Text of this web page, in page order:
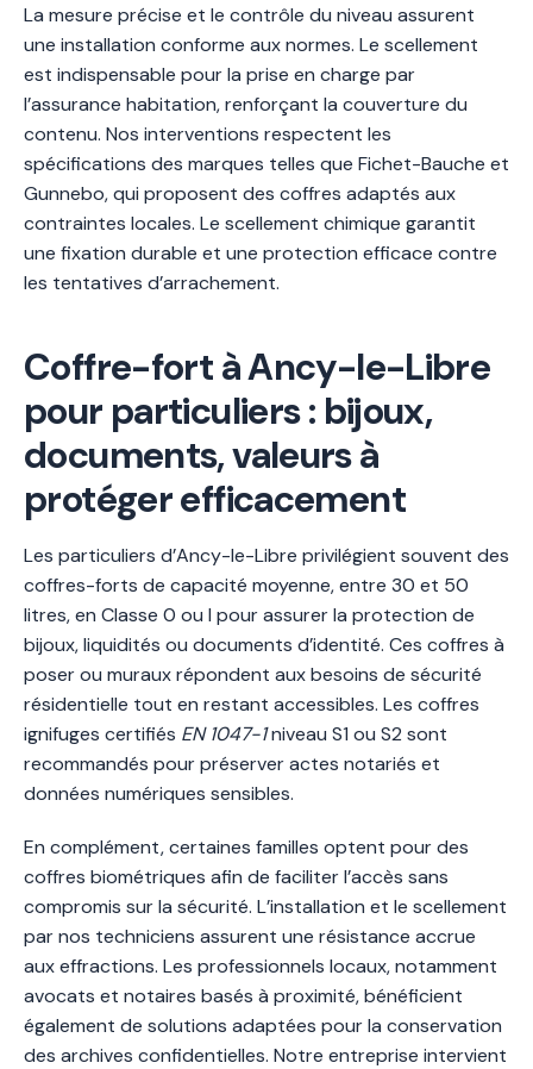
La mesure précise et le contrôle du niveau assurent
une installation conforme aux normes. Le scellement
est indispensable pour la prise en charge par
l’assurance habitation, renforçant la couverture du
contenu. Nos interventions respectent les
spécifications des marques telles que Fichet-Bauche et
Gunnebo, qui proposent des coffres adaptés aux
contraintes locales. Le scellement chimique garantit
une fixation durable et une protection efficace contre
les tentatives d’arrachement.
Coffre-fort à Ancy-le-Libre
pour particuliers : bijoux,
documents, valeurs à
protéger efficacement
Les particuliers d’Ancy-le-Libre privilégient souvent des
coffres-forts de capacité moyenne, entre 30 et 50
litres, en Classe 0 ou I pour assurer la protection de
bijoux, liquidités ou documents d’identité. Ces coffres à
poser ou muraux répondent aux besoins de sécurité
résidentielle tout en restant accessibles. Les coffres
ignifuges certifiés EN 1047-1niveau S1 ou S2 sont
recommandés pour préserver actes notariés et
données numériques sensibles.
En complément, certaines familles optent pour des
coffres biométriques afin de faciliter l’accès sans
compromis sur la sécurité. L’installation et le scellement
par nos techniciens assurent une résistance accrue
aux effractions. Les professionnels locaux, notamment
avocats et notaires basés à proximité, bénéficient
également de solutions adaptées pour la conservation
des archives confidentielles. Notre entreprise intervient